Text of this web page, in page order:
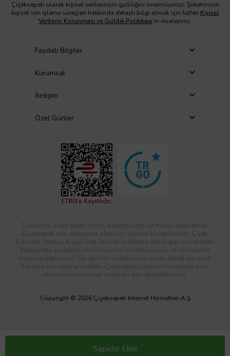
Sepete Ekle
Çiçeksepeti olarak kişisel verilerinizin gizliliğini önemsiyoruz. Şirketimizin
kişisel veri işleme süreçleri hakkında detaylı bilgi almak için lütfen Kişisel
Verilerin Korunması ve Gizlilik Politikası’nı inceleyiniz.
Faydalı Bilgiler
Kurumsal
İletişim
Özel Günler
Türkiye’nin önde gelen online alışveriş sitesi ve mobil uygulaması
Çiçeksepeti’nde, ihtiyacınız olan tüm ürünleri bulabilirsiniz. Çiçek,
Çikolata, Hediye, Kişiye Özel Ürünler ve Hediye Setleri gibi birçok farklı
kategoride aradığınız binlerce ürünü sizlere sunuyor ve zamanında
kapınıza getiriyoruz! Siz de ister sevdiklerinizi mutlu etmek için, ister
kendiniz için sipariş verebilir; Çiçeksepeti Extra’nın fırsatlarla dolu
dünyasıyla tanışarak mutlu bir gün geçirebilirsiniz.
Copyright © 2026 Çiçeksepeti İnternet Hizmetleri A.Ş